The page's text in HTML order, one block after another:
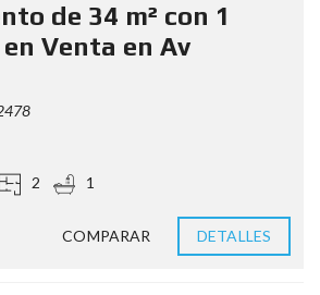
de 34 m² con 1
Venta en Av
2 1
COMPARAR DETALLES